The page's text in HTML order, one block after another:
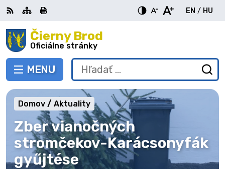
Preskočiť
na
obsah Čierny Brod
Oficiálne stránky
PREPNÚŤ
MENU
RSS MapaTlačiť
EN
English
/ HU
Hľadať:
Zber vianočných
stromčekov-Karácsonyfák
gyűjtése
Domov Aktuality